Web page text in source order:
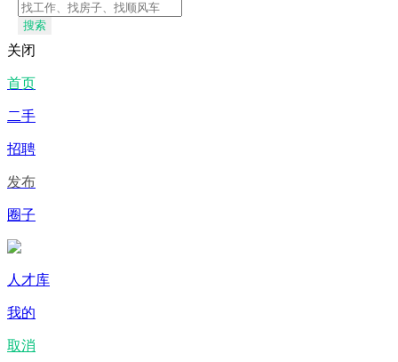
搜索
关闭
首页
二手
招聘
发布
圈子
人才库
我的
取消